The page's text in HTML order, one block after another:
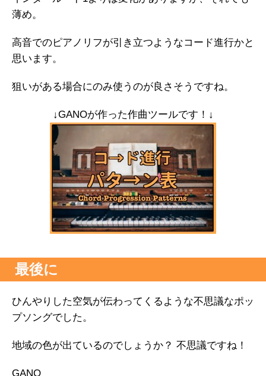
薄め。
高音でのピアノリフが引き立つようなコード進行かと
思います。
狙いがある場合にのみ使うのが良さそうですね。
↓GANOが作った作曲ツールです！↓
最後に
ひんやりした空気が伝わってくるような不思議なポッ
プソングでした。
地域の色が出ているのでしょうか？ 不思議ですね！
GANO